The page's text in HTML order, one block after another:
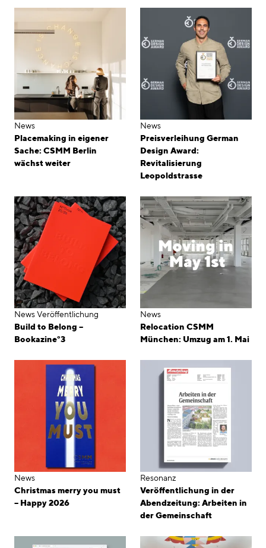
News
Placemaking in eigener
Sache: CSMM Berlin
wächst weiter
News
Preisverleihung German
Design Award:
Revitalisierung
Leopoldstrasse
NewsVeröffentlichung
Build to Belong –
Bookazine°3
News
Relocation CSMM
München: Umzug am 1. Mai
News
Christmas merry you must
– Happy 2026
Resonanz
Veröffentlichung in der
Abendzeitung: Arbeiten in
der Gemeinschaft